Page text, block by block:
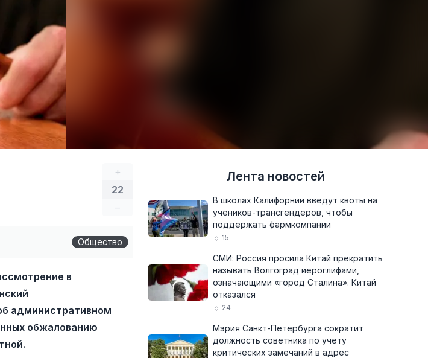
+
22
–
Общество
в
административном
обжалованию
Лента новостей
В школах Калифорнии введут квоты на
учеников-трансгендеров, чтобы
поддержать фармкомпании
15
СМИ: Россия просила Китай прекратить
называть Волгоград иероглифами,
означающими «город Сталина». Китай
отказался
24
Мэрия Санкт-Петербурга сократит
должность советника по учёту
критических замечаний в адрес